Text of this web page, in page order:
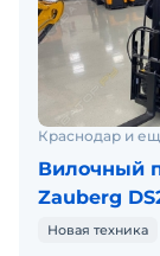
Краснодар и
Вилочный
Zauberg
Новая техника